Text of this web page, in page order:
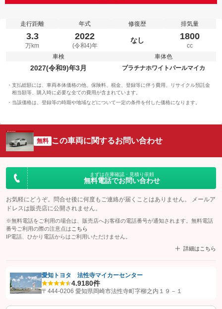
走行距離
3.3
万km
年式
2022
(令和4)年
修復歴
なし
排気量
1800
cc
車検
2027(令和9)年3月
車体色
プラチナホワイトパールマイカ
支払総額には、車両本体価格の他、保険料、税金、登録等に伴う費用、リサイクル預託金
相当額等、購入時に必要な全ての費用が含まれています。
当該価格は、登録等の時期や地域などについて一定の条件を付した価格になります。
無料 この車両に関するお問い合わせ
まずは在庫確認・見積り依頼
無料電話でお問い合わせ
お気軽にどうぞ。問合せ後に何度もご連絡が届くことはありません。 メールア
ドレスは販売店に公開されません。
※無料電話をご利用の場合は、販売店へお客様の電話番号が通知されます。無料電話
番号ご利用の際の注意点は こちら
IP電話、ひかり電話からはご利用いただけません。
詳細はこちら
【STEP1】認証画面でグーネットを友だち追加してから「許可する」ボタンを押
愛知トヨタ 法性寺マイカーセンター
4.9180件
〒444-0206 愛知県岡崎市法性寺町字柳之内１９－１